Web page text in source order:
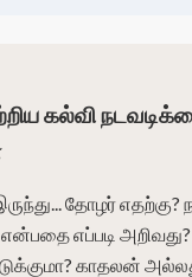
கல்வி
தோழர் எதற்கு?
எப்படி
காதலன்